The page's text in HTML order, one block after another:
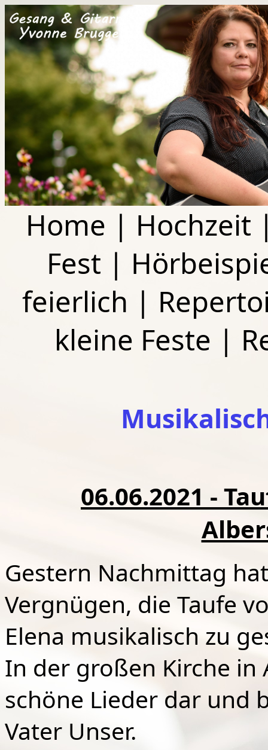
Home | Hochzeit
Fest |
feierlich |
kleine Feste |
06.06.2021 -
Gestern Nachmittag
Vergnügen, die Taufe
Elena musikalisch zu
In der großen Kirche in
schöne Lieder dar und
Vater Unser.